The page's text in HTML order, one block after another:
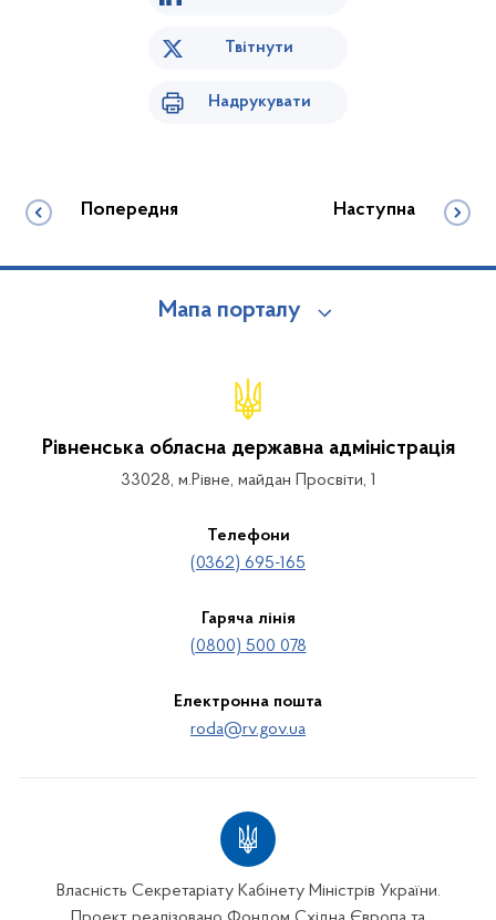
Твітнути
Надрукувати
Попередня Наступна
Мапа порталу
Рівненська обласна державна адміністрація
33028, м.Рівне, майдан Просвіти, 1
Телефони
(0362) 695-165
Гаряча лінія
(0800) 500 078
Електронна пошта
roda@rv.gov.ua
Власність Секретаріату Кабінету Міністрів України.